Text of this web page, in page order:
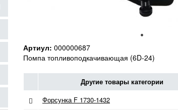
Артиул: 000000687
Помпа топливоподкачивающая (6D-24)
Другие товары категории
Форсунка F 1730-1432